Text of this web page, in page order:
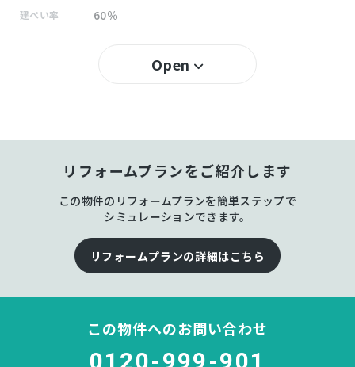
建ぺい率 60％
みずほ
中学校区 金目
－
居住中
Open
リフォームプランをご紹介します
この物件のリフォームプランを簡単ステップで
シミュレーションできます。
リフォームプランの詳細はこちら
この物件へのお問い合わせ
0120-999-901